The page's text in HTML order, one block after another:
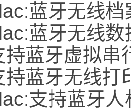
蓝牙无线档
蓝牙无线数
持蓝牙虚拟串
持蓝牙无线打
支持蓝牙